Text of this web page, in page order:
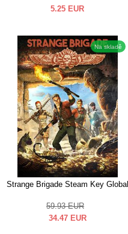
5.25 EUR
Na skladě
Strange Brigade Steam Key Global
59.93 EUR
34.47 EUR